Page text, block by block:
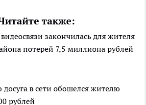
также:
закончилась для жителя
потерей 7,5 миллиона рублей
в сети обошелся жителю
рублей